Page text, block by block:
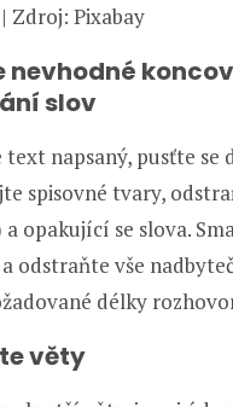
Zdroj: Pixabay
nevhodné
slov
napsaný, pusťte se
spisovné tvary,
opakující se slova.
odstraňte vše
délky
věty